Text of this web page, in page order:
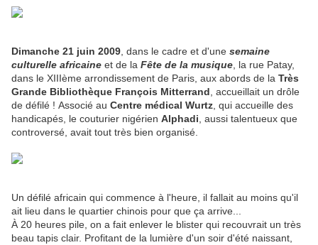
Dimanche 21 juin 2009 , dans le cadre et d'une semaine
culturelle africaine et de la Fête de la musique , la rue Patay,
dans le XIIIème arrondissement de Paris, aux abords de la Très
Grande Bibliothèque François Mitterrand , accueillait un drôle
de défilé ! Associé au Centre médical Wurtz , qui accueille des
handicapés, le couturier nigérien Alphadi , aussi talentueux que
controversé, avait tout très bien organisé.
Un défilé africain qui commence à l'heure, il fallait au moins qu'il
ait lieu dans le quartier chinois pour que ça arrive...
À 20 heures pile, on a fait enlever le blister qui recouvrait un très
beau tapis clair. Profitant de la lumière d'un soir d'été naissant,